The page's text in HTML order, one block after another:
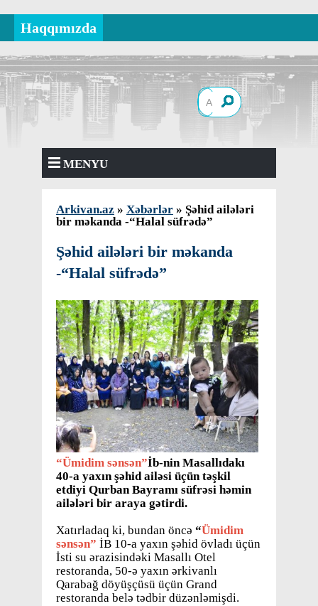
Haqqımızda
MENYU
Arkivan.az » Xəbərlər » Şəhid ailələri
bir məkanda -“Halal süfrədə”
Şəhid ailələri bir məkanda
-“Halal süfrədə”
“Ümidim sənsən”İb-nin Masallıdakı
40-a yaxın şəhid ailəsi üçün təşkil
etdiyi Qurban Bayramı süfrəsi həmin
ailələri bir araya gətirdi.
Xatırladaq ki, bundan öncə “Ümidim
sənsən” İB 10-a yaxın şəhid övladı üçün
İsti su ərazisindəki Masallı Otel
restoranda, 50-ə yaxın ərkivanlı
Qarabağ döyüşçüsü üçün Grand
restoranda belə tədbir düzənləmişdi.